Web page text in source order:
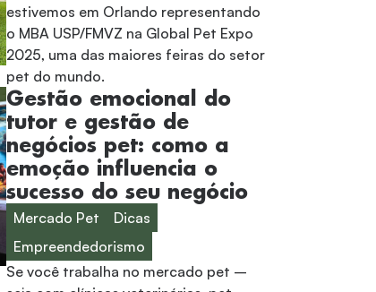
estivemos em Orlando representando
o MBA USP/FMVZ na Global Pet Expo
2025, uma das maiores feiras do setor
pet do mundo.
Gestão emocional do
tutor e gestão de
negócios pet: como a
emoção influencia o
sucesso do seu negócio
Mercado Pet
Dicas
Empreendedorismo
Se você trabalha no mercado pet –